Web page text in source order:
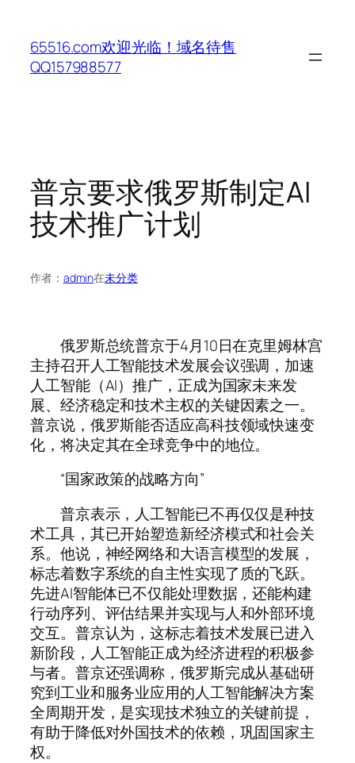
65516.com欢迎光临！域名待售
QQ157988577
普京要求俄罗斯制定AI
技术推广计划
作者： admin在未分类
俄罗斯总统普京于4月10日在克里姆林宫
主持召开人工智能技术发展会议强调，加速
人工智能（AI）推广，正成为国家未来发
展、经济稳定和技术主权的关键因素之一。
普京说，俄罗斯能否适应高科技领域快速变
化，将决定其在全球竞争中的地位。
“国家政策的战略方向”
普京表示，人工智能已不再仅仅是种技
术工具，其已开始塑造新经济模式和社会关
系。他说，神经网络和大语言模型的发展，
标志着数字系统的自主性实现了质的飞跃。
先进AI智能体已不仅能处理数据，还能构建
行动序列、评估结果并实现与人和外部环境
交互。普京认为，这标志着技术发展已进入
新阶段，人工智能正成为经济进程的积极参
与者。普京还强调称，俄罗斯完成从基础研
究到工业和服务业应用的人工智能解决方案
全周期开发，是实现技术独立的关键前提，
有助于降低对外国技术的依赖，巩固国家主
权。